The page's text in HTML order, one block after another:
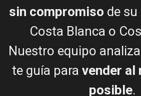
Mapa
sin compromiso de
Costa Blanca o
Nuestro equipo
te guía para vender al
posible.